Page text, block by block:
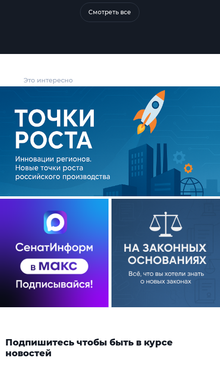
Это интересно
Смотреть все
Подпишитесь чтобы быть в курсе
новостей